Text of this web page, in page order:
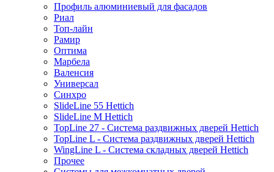
Профиль алюминиевый для фасадов
Риал
Топ-лайн
Рамир
Оптима
Марбела
Валенсия
Универсал
Синхро
SlideLine 55 Hettich
SlideLine M Hettich
TopLine 27 - Система раздвижных дверей Hettich
TopLine L - Система раздвижных дверей Hettich
WingLine L - Система складных дверей Hettich
Прочее